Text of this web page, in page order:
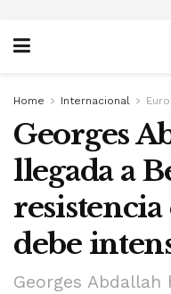
Home Internacional
Georges
llegada a
resistencia
debe
Georges